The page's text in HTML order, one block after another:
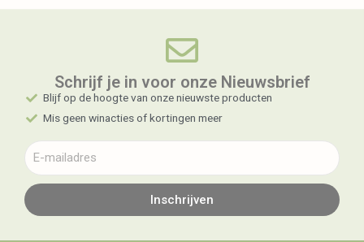
Schrijf je in voor onze Nieuwsbrief​
Blijf op de hoogte van onze nieuwste producten
Mis geen winacties of kortingen meer
Inschrijven